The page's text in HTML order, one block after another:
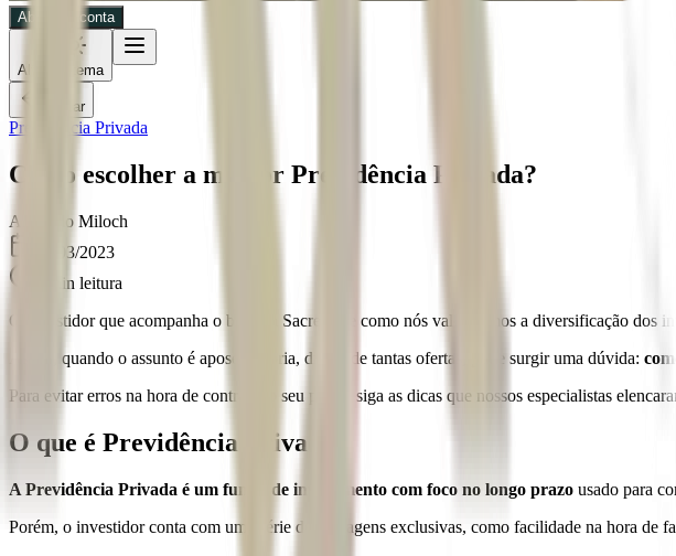
Abra sua conta
Alternar tema
Voltar
Previdência Privada
Como escolher a melhor Previdência Privada?
A
Angelo Miloch
02/03/2023
min leitura
O investidor que acompanha o blog da Sacre sabe como nós valorizamos a diversificação dos
Assim, quando o assunto é aposentadoria, diante de tantas ofertas, pode surgir uma dúvida:
Para evitar erros na hora de contratar o seu plano, siga as dicas que nossos especialistas
O que é Previdência Privada?
A Previdência Privada é um fundo de investimento com foco no longo prazo usado para
Porém, o investidor conta com uma série de vantagens exclusivas, como facilidade na hora de